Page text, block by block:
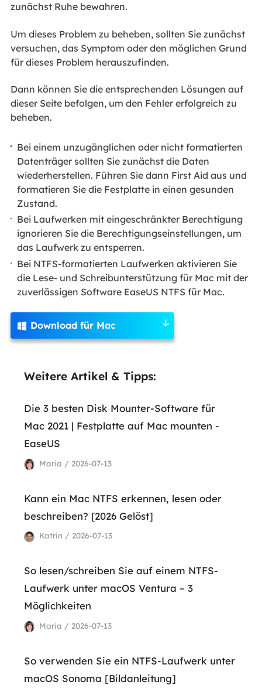
zunächst Ruhe bewahren.
Um dieses Problem zu beheben, sollten Sie zunächst
versuchen, das Symptom oder den möglichen Grund
für dieses Problem herauszufinden.
Dann können Sie die entsprechenden Lösungen auf
dieser Seite befolgen, um den Fehler erfolgreich zu
beheben.
Bei einem unzugänglichen oder nicht formatierten
Datenträger sollten Sie zunächst die Daten
wiederherstellen. Führen Sie dann First Aid aus und
formatieren Sie die Festplatte in einen gesunden
Zustand.
Bei Laufwerken mit eingeschränkter Berechtigung
ignorieren Sie die Berechtigungseinstellungen, um
das Laufwerk zu entsperren.
Bei NTFS-formatierten Laufwerken aktivieren Sie
die Lese- und Schreibunterstützung für Mac mit der
zuverlässigen Software EaseUS NTFS für Mac.
 Download für Mac
Weitere Artikel & Tipps:
Die 3 besten Disk Mounter-Software für
Mac 2021 | Festplatte auf Mac mounten -
EaseUS
Maria / 2026-07-13
Kann ein Mac NTFS erkennen, lesen oder
beschreiben? [2026 Gelöst]
Katrin / 2026-07-13
So lesen/schreiben Sie auf einem NTFS-
Laufwerk unter macOS Ventura – 3
Möglichkeiten
Maria / 2026-07-13
So verwenden Sie ein NTFS-Laufwerk unter
macOS Sonoma [Bildanleitung]